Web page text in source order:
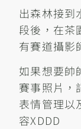
出森林接到
段後，在茶
有賽道攝影
如果想要帥
賽事照片，
表情管理以
容XDDD